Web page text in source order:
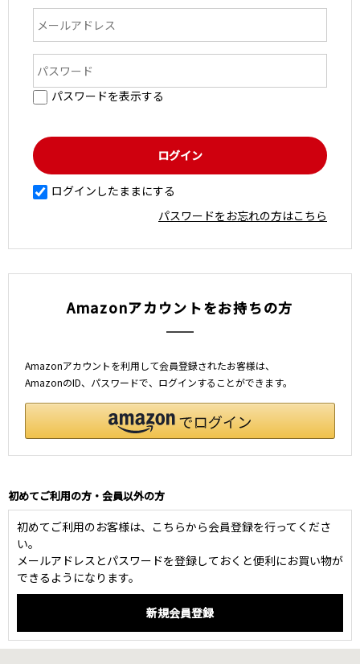
パスワードを表示する
ログインしたままにする
パスワードをお忘れの方はこちら
Amazonアカウントをお持ちの方
Amazonアカウントを利用して会員登録されたお客様は、
AmazonのID、パスワードで、ログインすることができます。
初めてご利用の方・会員以外の方
初めてご利用のお客様は、こちらから会員登録を行ってくださ
い。
メールアドレスとパスワードを登録しておくと便利にお買い物が
できるようになります。